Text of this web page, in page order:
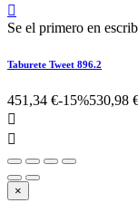

Se el primero en
Taburete Tweet 896.2
451,34 €-15%530,98


×